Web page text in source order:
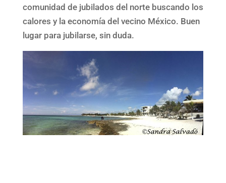
comunidad de jubilados del norte buscando los
calores y la economía del vecino México. Buen
lugar para jubilarse, sin duda.